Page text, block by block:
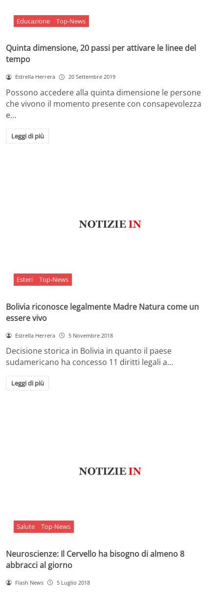
Educazione Top-News
Quinta dimensione, 20 passi per attivare le linee del
tempo
Estrella Herrera 20 Settembre 2019
Possono accedere alla quinta dimensione le persone
che vivono il momento presente con consapevolezza
e…
Leggi di più
Esteri Top-News
Bolivia riconosce legalmente Madre Natura come un
essere vivo
Estrella Herrera 5 Novembre 2018
Decisione storica in Bolivia in quanto il paese
sudamericano ha concesso 11 diritti legali a…
Leggi di più
Salute Top-News
Neuroscienze: Il Cervello ha bisogno di almeno 8
abbracci al giorno
Flash News 5 Luglio 2018